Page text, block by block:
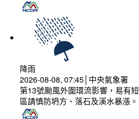
降雨
2026-08-08, 07:45│中央氣象署
第13號颱風外圍環流影響，易有
區請慎防坍方、落石及溪水暴漲。